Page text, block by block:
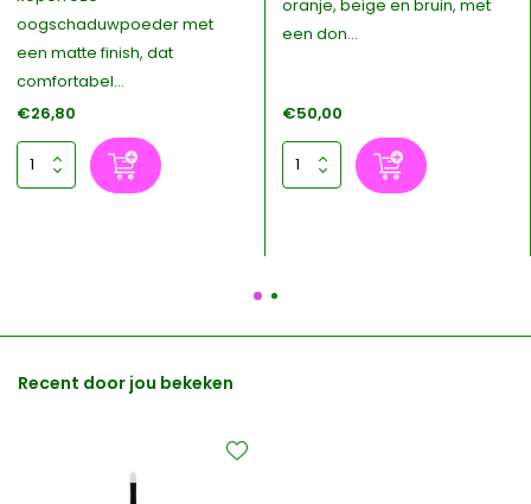
oogschaduwpoeder met
een matte finish, dat
comfortabel...
€26,80
oranje, beige en bruin, met
een don...
€50,00
Recent door jou bekeken